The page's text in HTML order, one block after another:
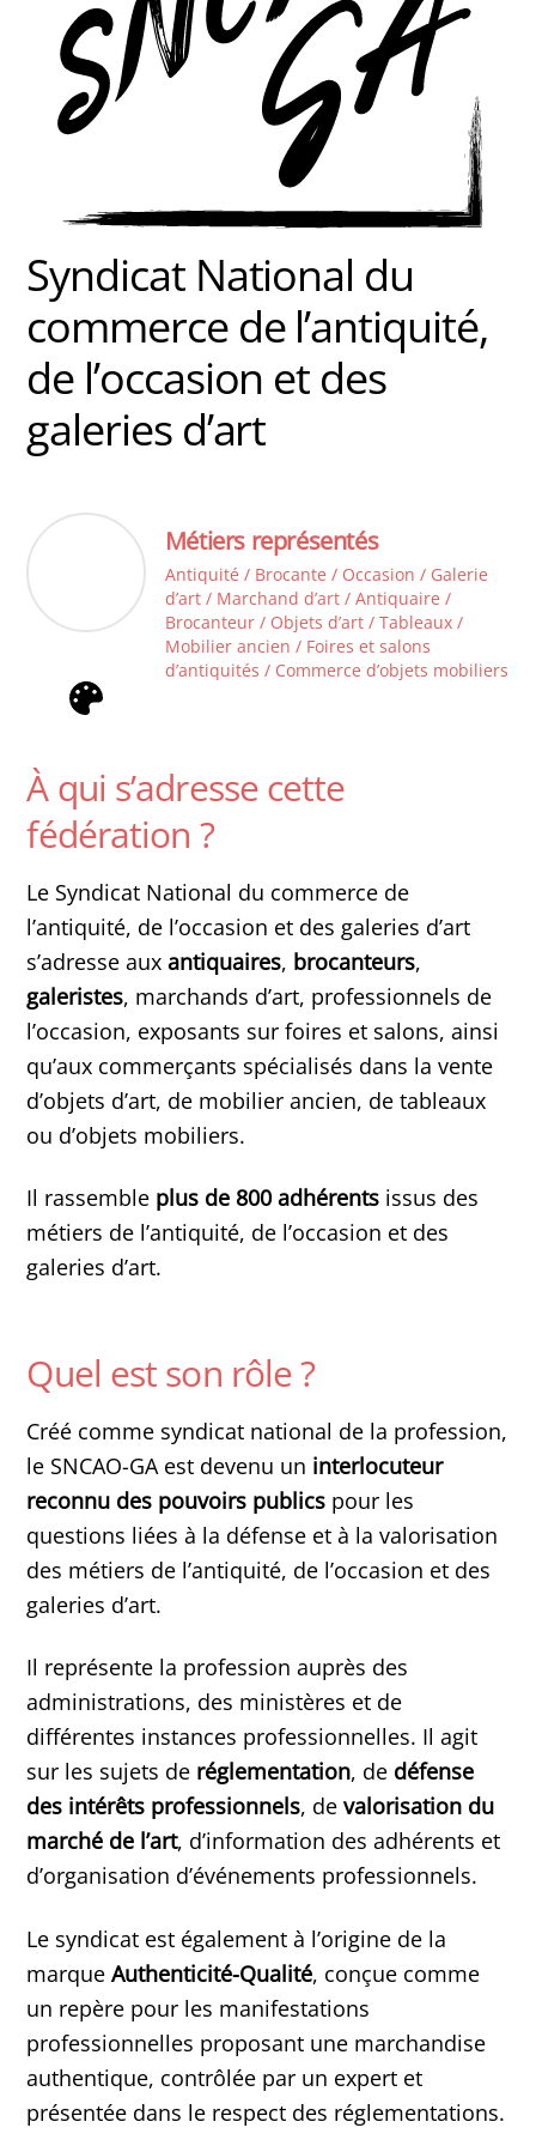
Syndicat National du
commerce de l’antiquité,
de l’occasion et des
galeries d’art
Métiers représentés
Antiquité / Brocante / Occasion / Galerie
d’art / Marchand d’art / Antiquaire /
Brocanteur / Objets d’art / Tableaux /
Mobilier ancien / Foires et salons
d’antiquités / Commerce d’objets mobiliers
À qui s’adresse cette
fédération ?
Le Syndicat National du commerce de
l’antiquité, de l’occasion et des galeries d’art
s’adresse auxantiquaires, brocanteurs,
galeristes, marchands d’art, professionnels de
l’occasion, exposants sur foires et salons, ainsi
qu’aux commerçants spécialisés dans la vente
d’objets d’art, de mobilier ancien, de tableaux
ou d’objets mobiliers.
Il rassemble plus de 800 adhérents issus des
métiers de l’antiquité, de l’occasion et des
galeries d’art.
Quel est son rôle ?
Créé comme syndicat national de la profession,
le SNCAO-GA est devenu un interlocuteur
reconnu des pouvoirs publics pour les
questions liées à la défense et à la valorisation
des métiers de l’antiquité, de l’occasion et des
galeries d’art.
Il représente la profession auprès des
administrations, des ministères et de
différentes instances professionnelles. Il agit
sur les sujets de réglementation, de défense
des intérêts professionnels, devalorisation du
marché de l’art, d’information des adhérents et
d’organisation d’événements professionnels.
Le syndicat est également à l’origine de la
marqueAuthenticité-Qualité, conçue comme
un repère pour les manifestations
professionnelles proposant une marchandise
authentique, contrôlée par un expert et
présentée dans le respect des réglementations.